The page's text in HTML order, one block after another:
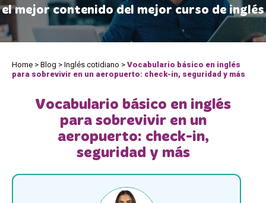
el mejor contenido del mejor curso de inglés
Home > Blog > Inglés cotidiano > Vocabulario básico en inglés
para sobrevivir en un aeropuerto: check-in, seguridad y más
Vocabulario básico en inglés
para sobrevivir en un
aeropuerto: check-in,
seguridad y más